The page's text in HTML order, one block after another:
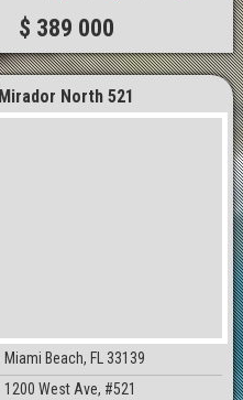
$ 389 000
Mirador North 521
Miami Beach, FL 33139
1200 West Ave, #521